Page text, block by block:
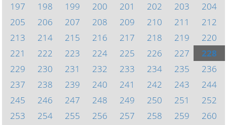
197
198 199 200 201 202 203
204
205
206 207 208 209 210 211
212
213
214 215 216 217 218 219
220
221
222 223 224 225 226 227
228
229
230 231 232 233 234 235
236
237
238 239 240 241 242 243
244
245
246 247 248 249 250 251
252
253
254 255 256 257 258 259
260